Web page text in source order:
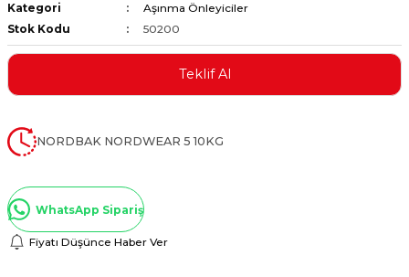
Kaplamalar
ve Penseler
Kategori
Aşınma Önleyiciler
Stok Kodu
50200
Teklif Al
NORDBAK NORDWEAR 5 10KG
WhatsApp Sipariş
Fiyatı Düşünce Haber Ver